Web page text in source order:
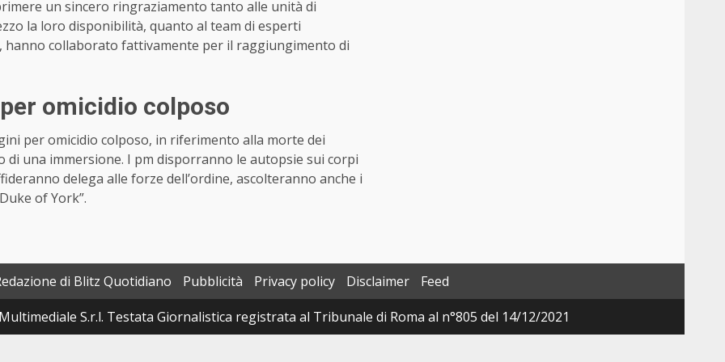
un sincero ringraziamento tanto alle unità di
la loro disponibilità, quanto al team di esperti
collaborato fattivamente per il raggiungimento di
omicidio colposo
per omicidio colposo, in riferimento alla morte dei
di una immersione. I pm disporranno le autopsie sui corpi
delega alle forze dell’ordine, ascolteranno anche i
of York”.
di Blitz Quotidiano Pubblicità Privacy policy Disclaimer
Feed
S.r.l. Testata Giornalistica registrata al Tribunale di Roma al n°805 del 14/12/2021